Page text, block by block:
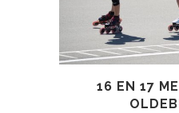
16 EN 17